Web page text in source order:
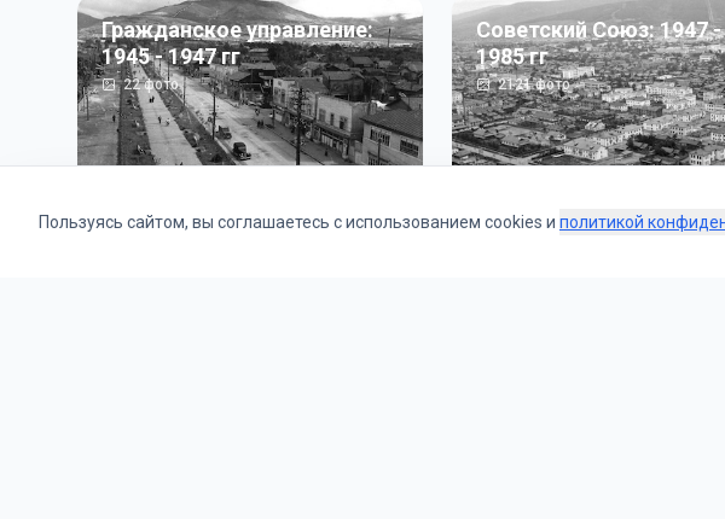
Гражданское управление:
1945 - 1947 гг
22фото
Советский Союз: 1947 -
1985 гг
2121фото
Пользуясь сайтом, вы соглашаетесь с использованием cookies и политикой